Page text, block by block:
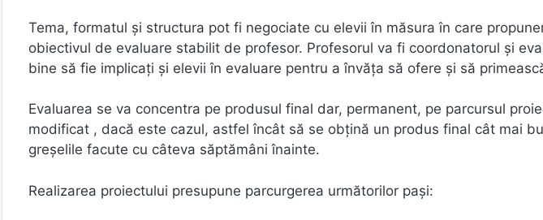
Tema, formatul şi structura pot fi negociate cu elevii în măsura în care
obiectivul de evaluare stabilit de profesor. Profesorul va fi coordonatorul şi
bine să fie implicaţi şi elevii în evaluare pentru a învăţa să ofere şi să
Evaluarea se va concentra pe produsul final dar, permanent, pe parcursul
modificat , dacă este cazul, astfel încât să se obţină un produs final cât mai
greşelile facute cu câteva săptămâni înainte.
Realizarea proiectului presupune parcurgerea următorilor paşi: